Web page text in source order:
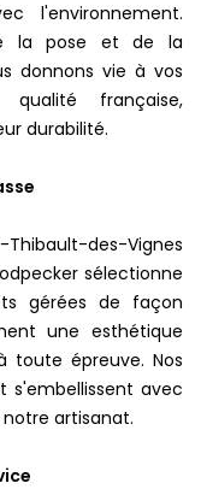
l'environnement.
la pose et de la
donnons vie à vos
française,
durabilité.
Thibault-des-Vignes
sélectionne
gérées de façon
une esthétique
toute épreuve. Nos
s'embellissent avec
artisanat.